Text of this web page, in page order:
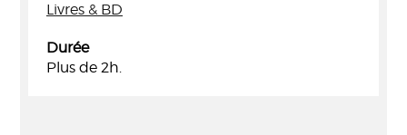
Livres & BD
Durée
Plus de 2h.